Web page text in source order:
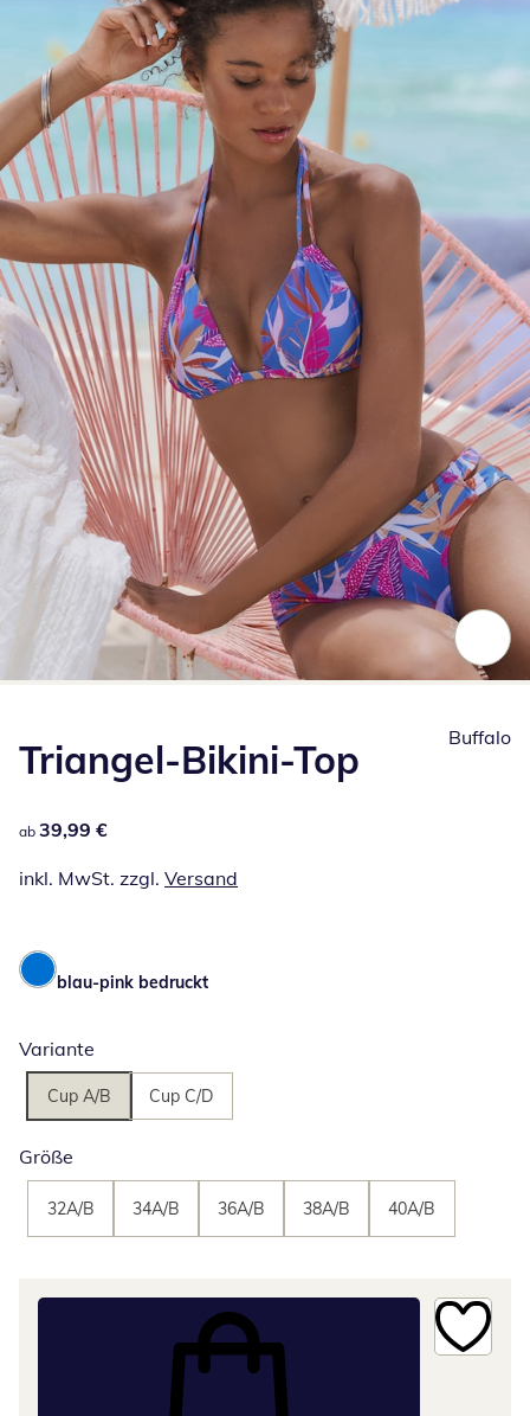
Triangel-Bikini-Top
39,99 €
ab 39,99 €
inkl. MwSt. zzgl. Versand
Buffalo
blau-pink bedruckt
Variante
Cup A/B Cup C/D
Größe
32A/B 34A/B 36A/B 38A/B 40A/B